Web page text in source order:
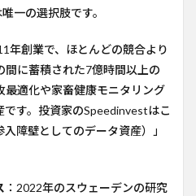
一の選択肢です。
年創業で、ほとんどの競合より
に蓄積された7億時間以上の
適化や家畜健康モニタリング
す。投資家のSpeedinvestはこ
障壁としてのデータ資産）」
：2022年のスウェーデンの研究